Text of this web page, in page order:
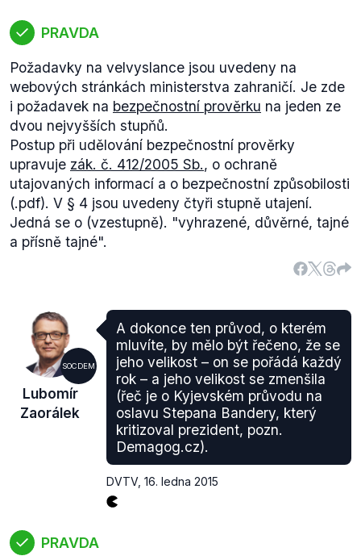
do 31. ledna 2016 v případě sektorových či také
hospodářských sankcí vůči Rusku.
Ministr Zaorálek má tedy pravdu v tom, že jeden
typ sankcí byl uvalen v souvislosti s anexí Krymu a
další kvůli konfliktu na východě Ukrajiny, i v tom, že
opatření zůstávají v platnosti.
PRAVDA
Požadavky na velvyslance jsou uvedeny na
webových stránkách ministerstva zahraničí. Je zde
i požadavek na bezpečnostní prověrku na jeden ze
dvou nejvyšších stupňů.
Postup při udělování bezpečnostní prověrky
upravuje zák. č. 412/2005 Sb., o ochraně
utajovaných informací a o bezpečnostní způsobilosti
(.pdf). V § 4 jsou uvedeny čtyři stupně utajení.
Jedná se o (vzestupně). "vyhrazené, důvěrné, tajné
a přísně tajné".
SOCDEM
Lubomír
Zaorálek
A dokonce ten průvod, o kterém
mluvíte, by mělo být řečeno, že se
jeho velikost – on se pořádá každý
rok – a jeho velikost se zmenšila
(řeč je o Kyjevském průvodu na
oslavu Stepana Bandery, který
kritizoval prezident, pozn.
Demagog.cz).
DVTV, 16. ledna 2015
PRAVDA